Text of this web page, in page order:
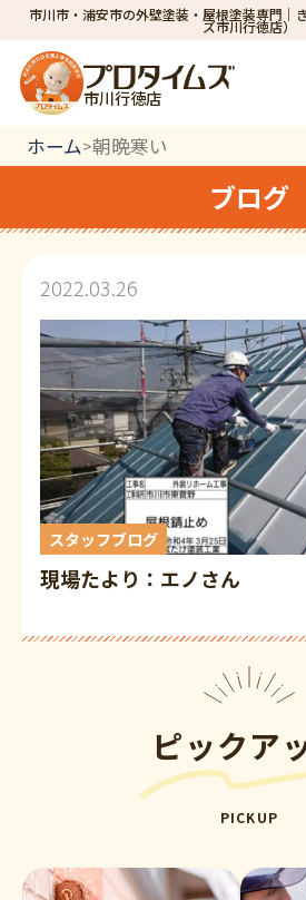
市川市・浦安市の外壁塗装・屋根塗装専門｜
ズ市川行徳店）
市川行徳店
ホーム>朝晩寒い
ブログ
2022.03.26
スタッフブログ
現場たより：エノさん
ピックア
PICKUP